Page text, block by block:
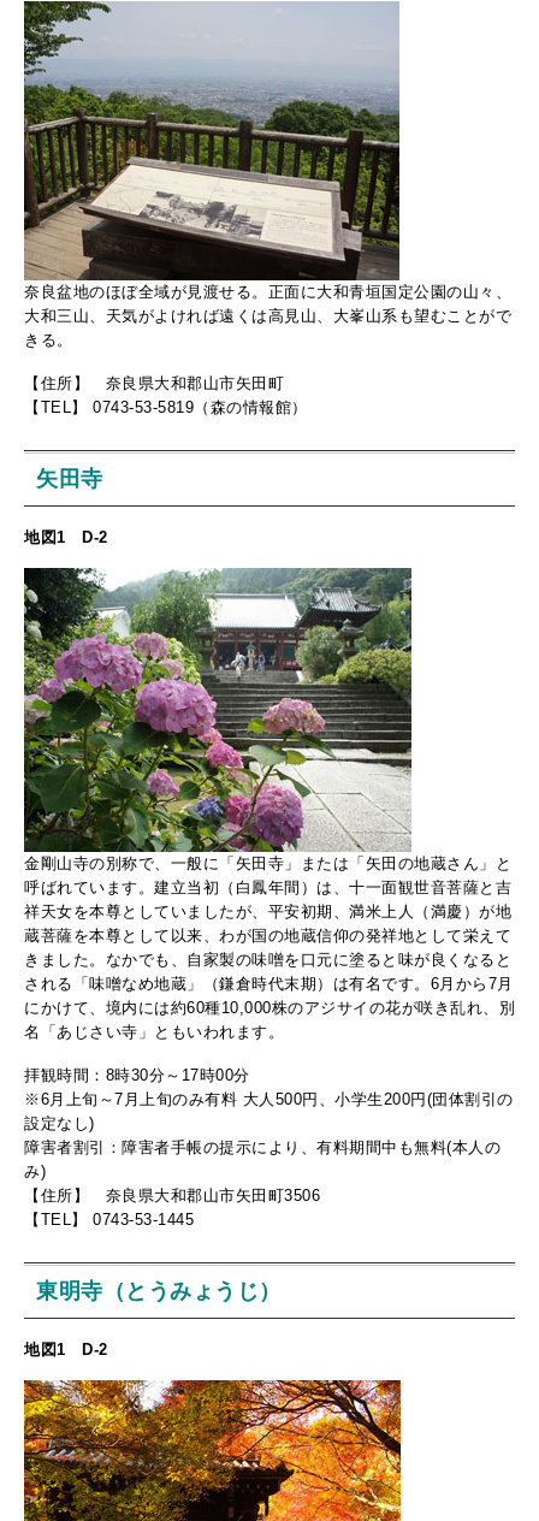
奈良盆地のほぼ全域が見渡せる。正面に大和青垣国定公園の山々、
大和三山、天気がよければ遠くは高見山、大峯山系も望むことがで
きる。
【住所】 奈良県大和郡山市矢田町
【TEL】 0743-53-5819（森の情報館）
矢田寺
地図1 D-2
金剛山寺の別称で、一般に「矢田寺」または「矢田の地蔵さん」と
呼ばれています。建立当初（白鳳年間）は、十一面観世音菩薩と吉
祥天女を本尊としていましたが、平安初期、満米上人（満慶）が地
蔵菩薩を本尊として以来、わが国の地蔵信仰の発祥地として栄えて
きました。なかでも、自家製の味噌を口元に塗ると味が良くなると
される「味噌なめ地蔵」（鎌倉時代末期）は有名です。6月から7月
にかけて、境内には約60種10,000株のアジサイの花が咲き乱れ、別
名「あじさい寺」ともいわれます。
拝観時間：8時30分～17時00分
※6月上旬～7月上旬のみ有料 大人500円、小学生200円(団体割引の
設定なし)
障害者割引：障害者手帳の提示により、有料期間中も無料(本人の
み)
【住所】 奈良県大和郡山市矢田町3506
【TEL】 0743-53-1445
東明寺（とうみょうじ）
地図1 D-2